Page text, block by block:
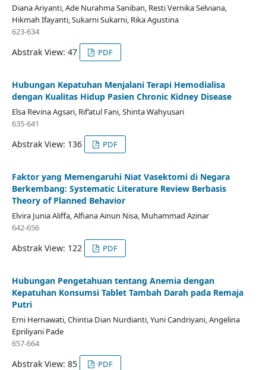
Diana Ariyanti, Ade Nurahma Saniban, Resti Vernika Selviana,
Hikmah Ifayanti, Sukarni Sukarni, Rika Agustina
623-634
Abstrak View: 47 PDF
Hubungan Kepatuhan Menjalani Terapi Hemodialisa
dengan Kualitas Hidup Pasien Chronic Kidney Disease
Elsa Revina Agsari, Rif’atul Fani, Shinta Wahyusari
635-641
Abstrak View: 136 PDF
Faktor yang Memengaruhi Niat Vasektomi di Negara
Berkembang: Systematic Literature Review Berbasis
Theory of Planned Behavior
Elvira Junia Aliffa, Alfiana Ainun Nisa, Muhammad Azinar
642-656
Abstrak View: 122 PDF
Hubungan Pengetahuan tentang Anemia dengan
Kepatuhan Konsumsi Tablet Tambah Darah pada Remaja
Putri
Erni Hernawati, Chintia Dian Nurdianti, Yuni Candriyani, Angelina
Epriliyani Pade
657-664
Abstrak View: 85 PDF